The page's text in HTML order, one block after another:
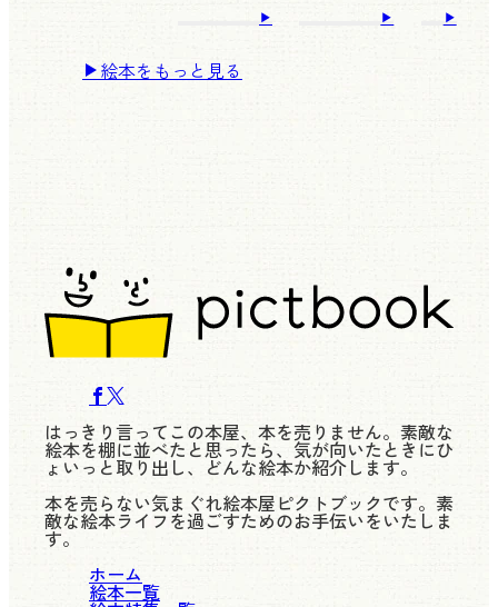
絵本をもっと見る
はっきり言ってこの本屋、本を売りません。素敵な
絵本を棚に並べたと思ったら、気が向いたときにひ
ょいっと取り出し、どんな絵本か紹介します。
本を売らない気まぐれ絵本屋ピクトブックです。素
敵な絵本ライフを過ごすためのお手伝いをいたしま
す。
ホーム
絵本一覧